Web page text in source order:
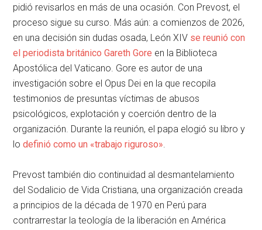
pidió revisarlos en más de una ocasión. Con Prevost, el
proceso sigue su curso. Más aún: a comienzos de 2026,
en una decisión sin dudas osada, León XIV se reunió con
el periodista británico Gareth Gore en la Biblioteca
Apostólica del Vaticano. Gore es autor de una
investigación sobre el Opus Dei en la que recopila
testimonios de presuntas víctimas de abusos
psicológicos, explotación y coerción dentro de la
organización. Durante la reunión, el papa elogió su libro y
lodefinió como un «trabajo riguroso»
Prevost también dio continuidad al desmantelamiento
del Sodalicio de Vida Cristiana, una organización creada
a principios de la década de 1970 en Perú para
contrarrestar la teología de la liberación en América